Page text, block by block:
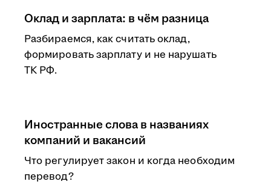
Оклад и зарплата: в чём разница
Разбираемся, как считать оклад,
формировать зарплату и не нарушать
ТК РФ.
Иностранные слова в названиях
компаний и вакансий
Что регулирует закон и когда необходим
перевод?